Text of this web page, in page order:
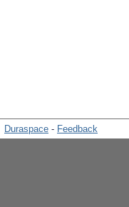
Duraspace - Feedback